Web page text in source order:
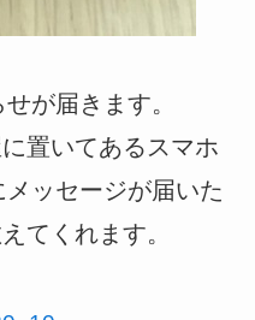
が届きます。
置いてあるスマホ
ッセージが届いた
てくれます。